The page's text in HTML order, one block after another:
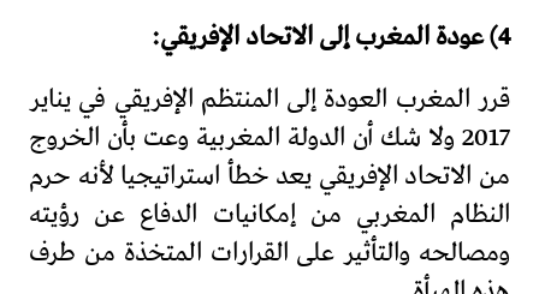
4) عودة المغرب إلى الاتحاد الإفريقي:
قرر المغرب العودة إلى المنتظم الإفريقي في يناير
2017 ولا شك أن الدولة المغربية وعت بأن الخروج
من الاتحاد الإفريقي يعد خطأ استراتيجيا لأنه حرم
النظام المغربي من إمكانيات الدفاع عن رؤيته
ومصالحه والتأثير على القرارات المتخذة من طرف